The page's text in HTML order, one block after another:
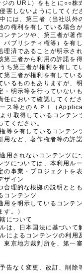
の URL）をもとに○○株
害しないようにしてくだ
は、第三者（当社以外
の権利を有している場合
ンテンツや、第三者が著
パブリシティ権等）を有
理済であることが明示さ
第三者から利用の許諾を
第三者が権利を有してい
第三者が権利を有してい
いるものもありますが、
・明示等を行っていない
任において確認してくださ
等とのＡＰＩ（
り取得しているコンテン
てください。
を有しているコンテン
用など、著作権者等の許
用されないコンテンツに
ついては、本利用ルー
・プロジェクトを表
ザイン
的な根拠の説明ととも
コンテンツ
用を明示しているコンテ
す。）
について
日本国法に基づいて解
るコンテンツの利用及
東京地方裁判所を、第一
告なく変更、改訂、削除